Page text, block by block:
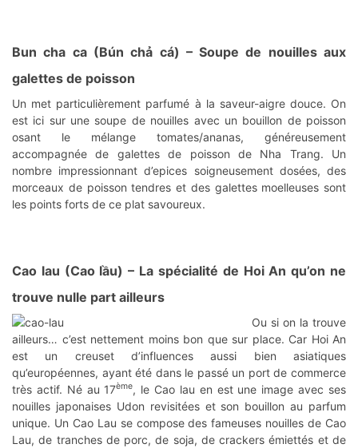
Bun cha ca (Bún chả cá) – Soupe de nouilles aux
galettes de poisson
Un met particulièrement parfumé à la saveur-aigre douce. On
est ici sur une soupe de nouilles avec un bouillon de poisson
osant le mélange tomates/ananas, généreusement
accompagnée de galettes de poisson de Nha Trang. Un
nombre impressionnant d’epices soigneusement dosées, des
morceaux de poisson tendres et des galettes moelleuses sont
les points forts de ce plat savoureux.
Cao lau (Cao lầu) – La spécialité de Hoi An qu’on ne
trouve nulle part ailleurs
Ou si on la trouve
ailleurs… c’est nettement moins bon que sur place. Car Hoi An
est un creuset d’influences aussi bien asiatiques
qu’européennes, ayant été dans le passé un port de commerce
très actif. Né au 17ème, le Cao lau en est une image avec ses
nouilles japonaises Udon revisitées et son bouillon au parfum
unique. Un Cao Lau se compose des fameuses nouilles de Cao
Lau, de tranches de porc, de soja, de crackers émiettés et de